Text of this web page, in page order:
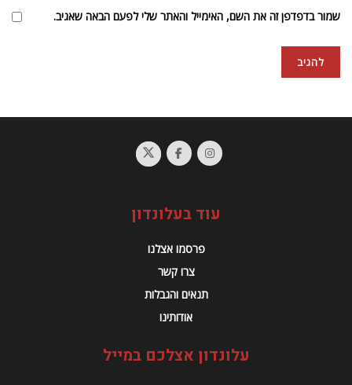
שמור בדפדפן זה את השם, האימייל והאתר שלי לפעם הבאה שאגיב.
עוד בעלונדון
פרסמו אצלנו
צרו קשר
תנאים והגבלות
אודותינו
עלונדון אצלכם במייל